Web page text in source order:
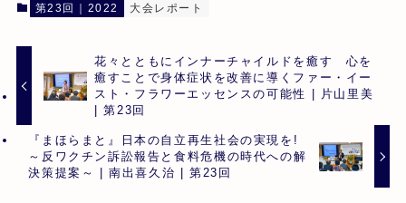
第23回｜2022 大会レポート
花々とともにインナーチャイルドを癒す 心を
癒すことで身体症状を改善に導くファー・イー
スト・フラワーエッセンスの可能性 | 片山里美
| 第23回
『まほらまと』日本の自立再生社会の実現を!
～反ワクチン訴訟報告と食料危機の時代への解
決策提案～ | 南出喜久治 | 第23回